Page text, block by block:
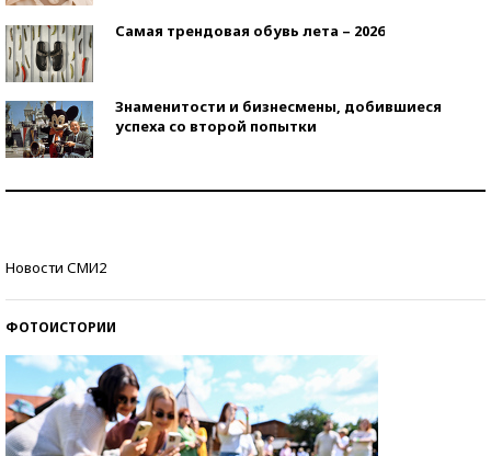
Самая трендовая обувь лета – 2026
Знаменитости и бизнесмены, добившиеся
успеха со второй попытки
Новости СМИ2
ФОТОИСТОРИИ